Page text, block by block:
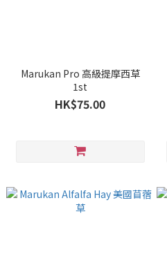
Marukan Pro 高級提摩西草
1st
HK$75.00